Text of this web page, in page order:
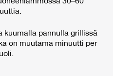
30–60
kuumalla pannulla grillissä
on muutama minuutti per